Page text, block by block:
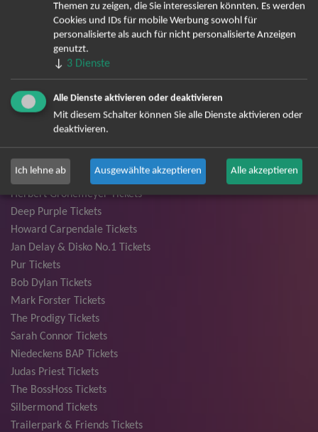
André Rieu Tickets
David Garrett Tickets
Andrea Berg Tickets
Backstreet Boys Tickets
Santiano Tickets
Ina Müller Tickets
Andreas Gabalier Tickets
Die Fantastischen Vier Tickets
Herbert Grönemeyer Tickets
Deep Purple Tickets
Howard Carpendale Tickets
Jan Delay & Disko No.1 Tickets
Pur Tickets
Bob Dylan Tickets
Mark Forster Tickets
The Prodigy Tickets
Sarah Connor Tickets
Niedeckens BAP Tickets
Judas Priest Tickets
The BossHoss Tickets
Silbermond Tickets
Trailerpark & Friends Tickets
Themen zu zeigen, die Sie interessieren könnten. Es werden
Cookies und IDs für mobile Werbung sowohl für
personalisierte als auch für nicht personalisierte Anzeigen
genutzt.
↓ 3 Dienste
Alle Dienste aktivieren oder deaktivieren
Mit diesem Schalter können Sie alle Dienste aktivieren oder
deaktivieren.
Ich lehne ab Ausgewählte akzeptieren Alle akzeptieren